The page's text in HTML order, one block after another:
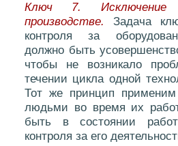
Ключ 7. Исключение
производстве.
Задача
контроля за
должно быть
чтобы не возникало
течении цикла одной
Тот же принцип
людьми во время их
быть в состоянии
контроля за его